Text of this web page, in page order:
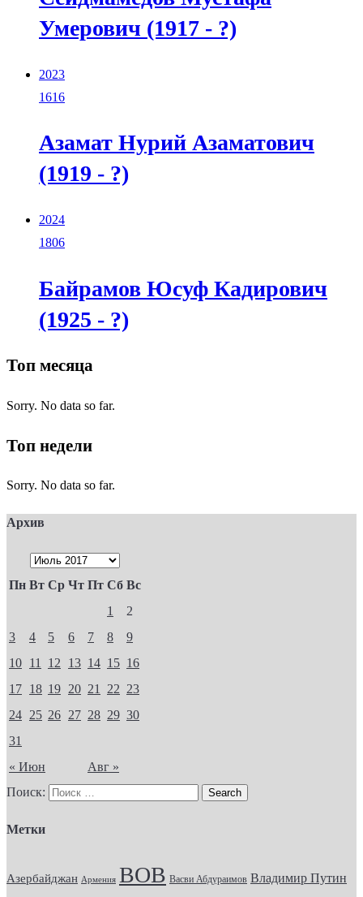
Умерович (1917 - ?)
2023
1616
Азамат Нурий Азаматович
(1919 - ?)
2024
1806
Байрамов Юсуф Кадирович
(1925 - ?)
Топ месяца
Sorry. No data so far.
Топ недели
Sorry. No data so far.
Архив
Пн Вт Ср Чт Пт Сб Вс
« Июн Авг »
1
2
3
4 5 6 7 8
9
10 11 12 13 14 15 16
17 18 19 20 21 22 23
24 25 26 27 28 29 30
31
Поиск:
Метки
Азербайджан Армения ВОВ Васви Абдураимов Владимир Путин